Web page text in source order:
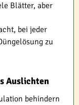
Blätter, aber
bei jeder
zu
Auslichten
behindern